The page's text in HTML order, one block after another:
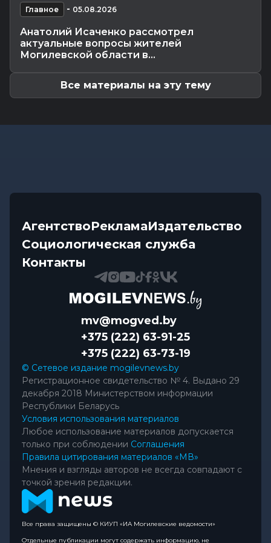
Общество - 07.08.2026 14:32
Могилевщины, рассказали...
Экономика 07.08.2026 14:16
Главное - 05.08.2026
Анатолий Исаченко рассмотрел
актуальные вопросы жителей
Могилевской области в...
Все материалы на эту тему
АгентствоРекламаИздательство
Социологическая служба
Контакты
mv@mogved.by
+375 (222) 63-91-25
+375 (222) 63-73-19
© Сетевое издание mogilevnews.by
Регистрационное свидетельство № 4. Выдано 29
декабря 2018 Министерством информации
Республики Беларусь
Условия использования материалов
Любое использование материалов допускается
только при соблюдении Соглашения
Правила цитирования материалов «МВ»
Мнения и взгляды авторов не всегда совпадают с
точкой зрения редакции.
Все права защищены © КИУП «ИА Могилевские ведомости»
Отдельные публикации могут содержать информацию, не